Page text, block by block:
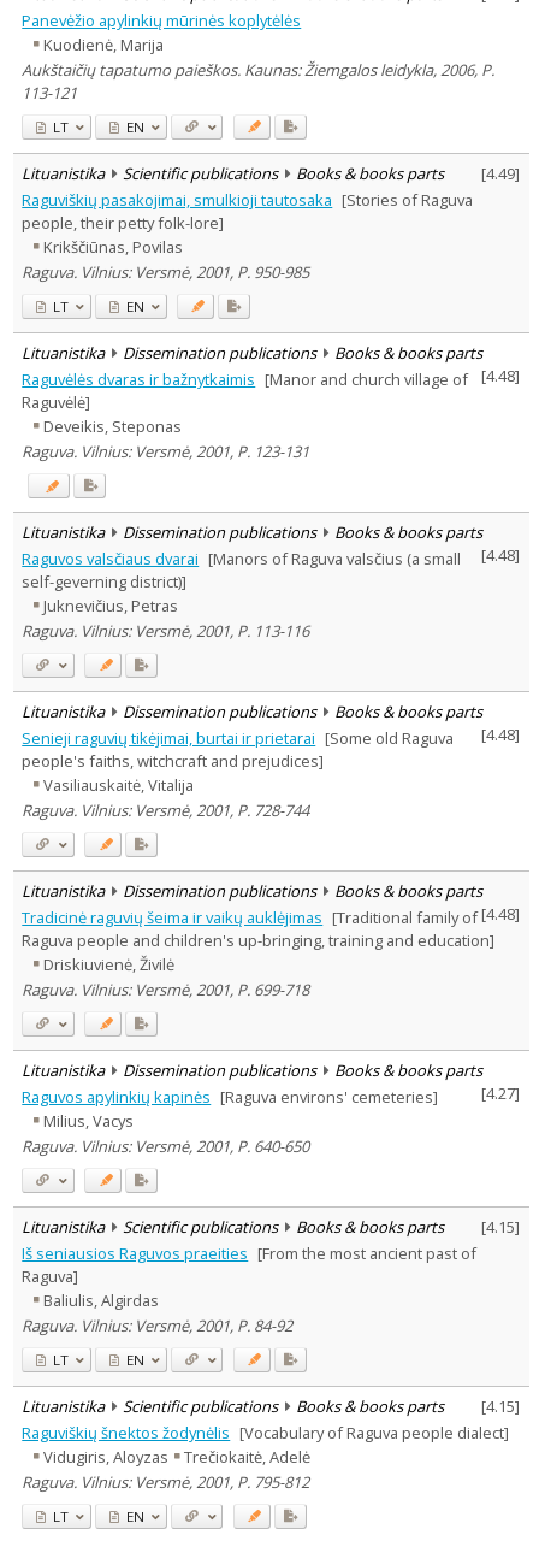
Panevėžio apylinkių mūrinės koplytėlės
Kuodienė, Marija
Aukštaičių tapatumo paieškos. Kaunas: Žiemgalos leidykla, 2006, P.
113-121
LT EN
Lituanistika Scientific publications Books & books parts [4.49]
Raguviškių pasakojimai, smulkioji tautosaka [Stories of Raguva
people, their petty folk-lore]
Krikščiūnas, Povilas
Raguva. Vilnius: Versmė, 2001, P. 950-985
LT EN
Lituanistika Dissemination publications
Books & books parts
[4.48]
Raguvėlės dvaras ir bažnytkaimis [Manor and church village of
Raguvėlė]
Deveikis, Steponas
Raguva. Vilnius: Versmė, 2001, P. 123-131
Lituanistika Dissemination publications
Books & books parts
[4.48]
Raguvos valsčiaus dvarai [Manors of Raguva valsčius (a small
self-geverning district)]
Juknevičius, Petras
Raguva. Vilnius: Versmė, 2001, P. 113-116
Lituanistika Dissemination publications
Books & books parts
[4.48]
Senieji raguvių tikėjimai, burtai ir prietarai [Some old Raguva
people's faiths, witchcraft and prejudices]
Vasiliauskaitė, Vitalija
Raguva. Vilnius: Versmė, 2001, P. 728-744
Lituanistika Dissemination publications
Books & books parts
[4.48]
Tradicinė raguvių šeima ir vaikų auklėjimas [Traditional family of
Raguva people and children's up-bringing, training and education]
Driskiuvienė, Živilė
Raguva. Vilnius: Versmė, 2001, P. 699-718
Lituanistika Dissemination publications
Books & books parts
[4.27]
Raguvos apylinkių kapinės [Raguva environs' cemeteries]
Milius, Vacys
Raguva. Vilnius: Versmė, 2001, P. 640-650
Lituanistika Scientific publications Books & books parts [4.15]
Iš seniausios Raguvos praeities [From the most ancient past of
Raguva]
Baliulis, Algirdas
Raguva. Vilnius: Versmė, 2001, P. 84-92
LT EN
Lituanistika Scientific publications Books & books parts [4.15]
Raguviškių šnektos žodynėlis [Vocabulary of Raguva people dialect]
Vidugiris, Aloyzas
Trečiokaitė, Adelė
Raguva. Vilnius: Versmė, 2001, P. 795-812
LT EN